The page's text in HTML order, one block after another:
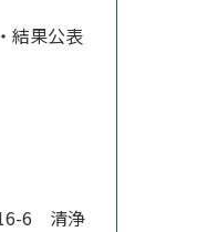
結果公表
6 清浄